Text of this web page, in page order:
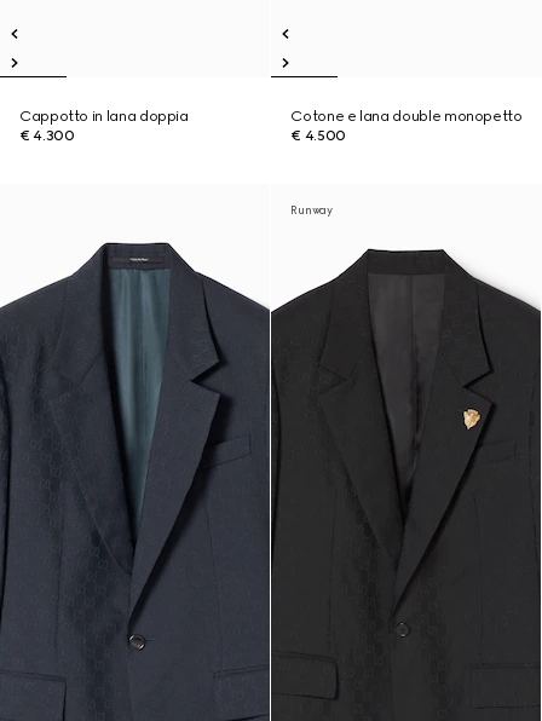
Cappotto in lana doppia
€ 4.300
Cotone e lana double monopetto
€ 4.500
Runway